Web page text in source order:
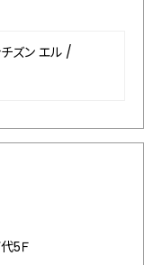
ズン エル /
5Ｆ